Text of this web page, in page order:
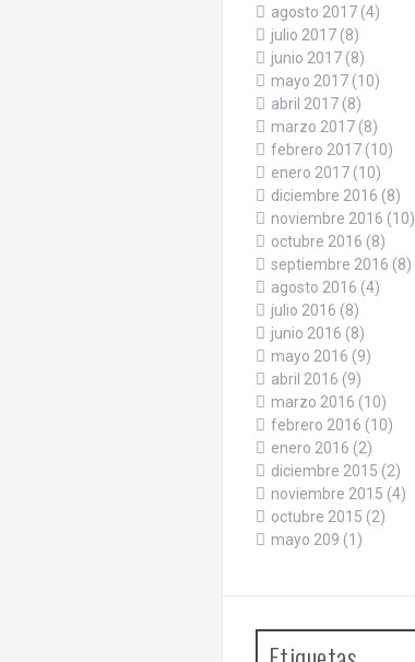
agosto 2017(4)
julio 2017(8)
junio 2017(8)
mayo 2017(10)
abril 2017(8)
marzo 2017(8)
febrero 2017(10)
enero 2017(10)
diciembre 2016 (8)
noviembre 2016 (10)
octubre 2016 (8)
septiembre 2016 (8)
agosto 2016 (4)
julio 2016 (8)
junio 2016 (8)
mayo 2016 (9)
abril 2016 (9)
marzo 2016 (10)
febrero 2016 (10)
enero 2016 (2)
diciembre 2015 (2)
noviembre 2015 (4)
octubre 2015 (2)
mayo 209 (1)